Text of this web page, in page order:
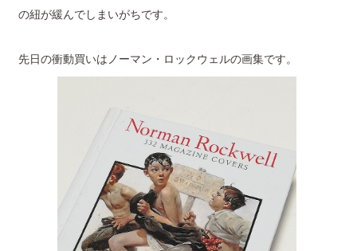
の紐が緩んでしまいがちです。
先日の衝動買いはノーマン・ロックウェルの画集です。